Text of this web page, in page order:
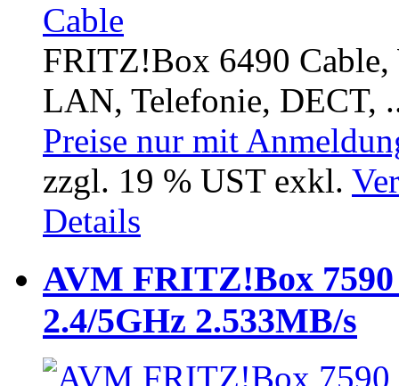
FRITZ!Box 6490
LAN, Telefonie, DECT,
Preise nur mit
zzgl. 19 % UST exkl.
Details
AVM FRITZ!Box
2.4/5GHz 2.533MB/s